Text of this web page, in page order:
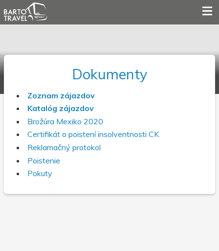
Dokumenty
Zoznam zájazdov
Katalóg zájazdov
Brožúra Mexiko 2020
Certifikát o poistení insolventnosti CK
Reklamačný protokol
Poistenie
Pokuty